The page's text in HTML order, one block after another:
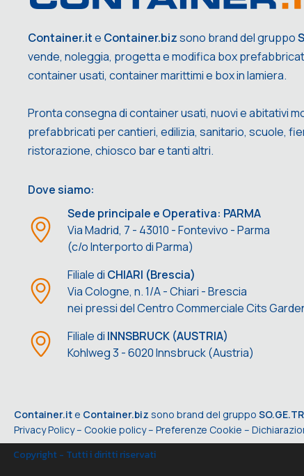
Container.ite Container.bizsono brand del gruppo
vende, noleggia, progetta e modifica box
container usati, container marittimi e box in lamiera.
Pronta consegna di container usati, nuovi e abitativi
prefabbricati per cantieri, edilizia, sanitario, scuole,
ristorazione, chiosco bar e tanti altri.
Dove siamo:
Sede principale e Operativa: PARMA
Via Madrid, 7 - 43010 - Fontevivo - Parma
(c/o Interporto di Parma)
Filiale di CHIARI (Brescia)
Via Cologne, n. 1/A - Chiari - Brescia
nei pressi del Centro Commerciale Cits
Filiale di INNSBRUCK (AUSTRIA)
Kohlweg 3 - 6020 Innsbruck (Austria)
Container.it e Container.biz sono brand del gruppo
Privacy Policy– Cookie policy– Preferenze Cookie –
Copyright - Tutti i diritti riservati